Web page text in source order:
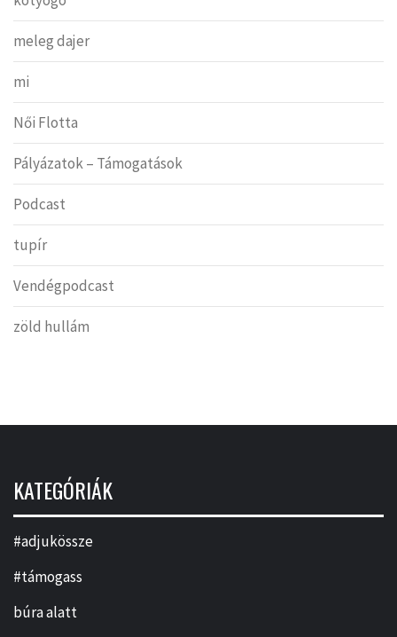
meleg dajer
mi
Női Flotta
Pályázatok – Támogatások
Podcast
tupír
Vendégpodcast
zöld hullám
KATEGÓRIÁK
#adjukössze
#támogass
búra alatt